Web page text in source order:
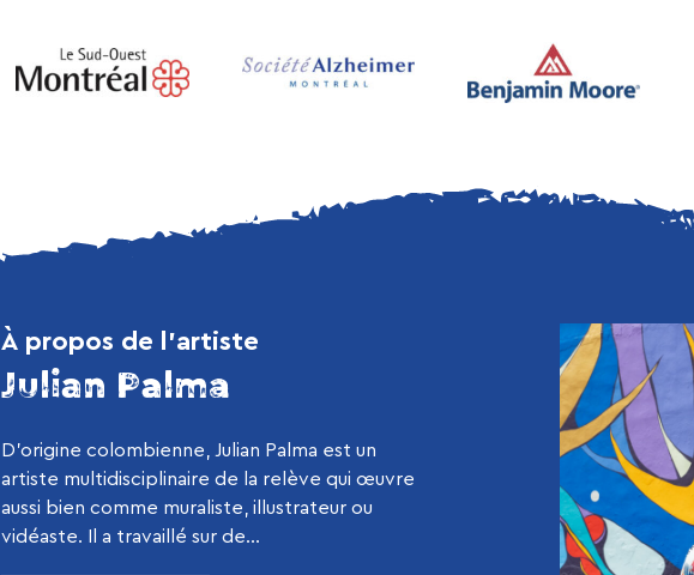
À propos de l’artiste
Julian Palma
D’origine colombienne, Julian Palma est un
artiste multidisciplinaire de la relève qui œuvre
aussi bien comme muraliste, illustrateur ou
vidéaste. Il a travaillé sur de...